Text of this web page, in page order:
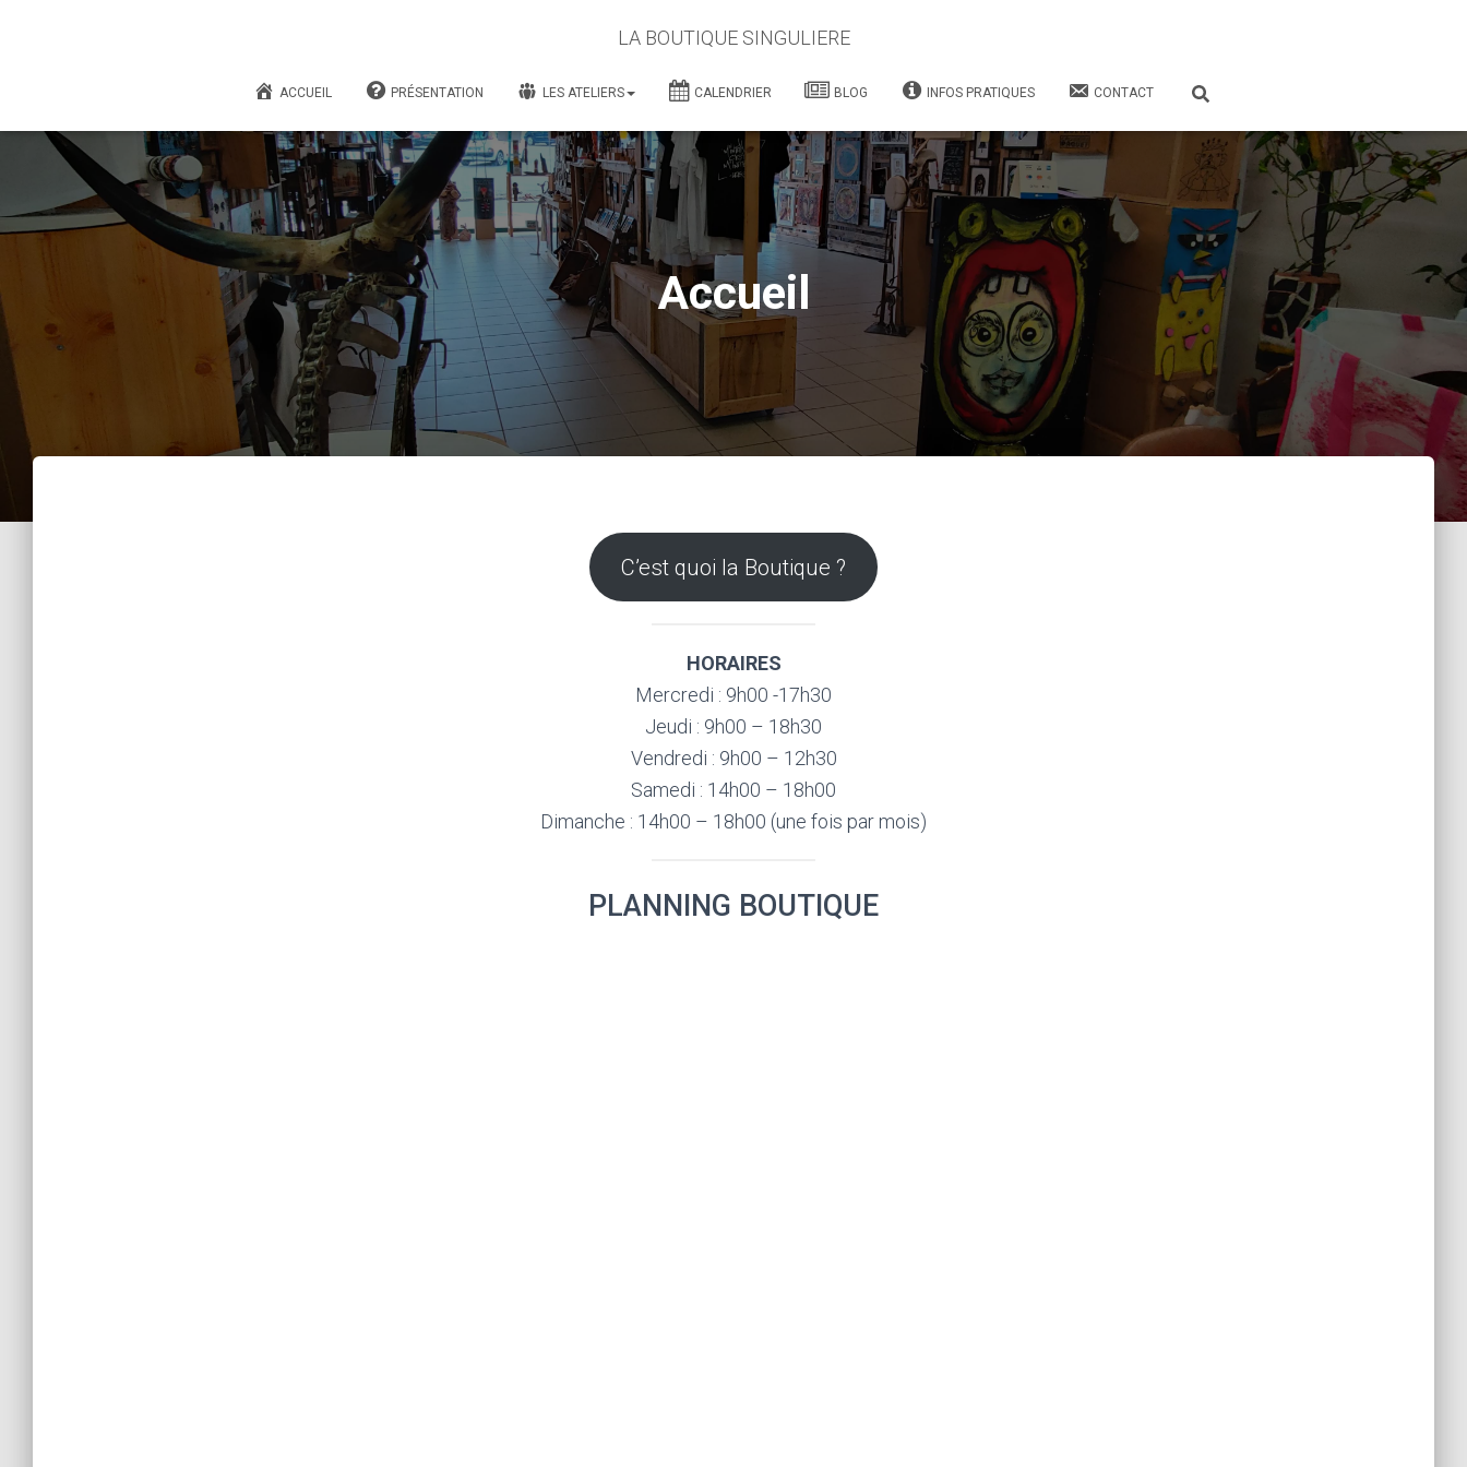
LA BOUTIQUE SINGULIERE
ACCUEIL PRÉSENTATION LES ATELIERS CALENDRIER BLOG INFOS PRATIQUES CONTACT
Accueil
C’est quoi la Boutique ?
HORAIRES
Mercredi : 9h00 -17h30
Jeudi : 9h00 – 18h30
Vendredi : 9h00 – 12h30
Samedi : 14h00 – 18h00
Dimanche : 14h00 – 18h00 (une fois par mois)
PLANNING BOUTIQUE